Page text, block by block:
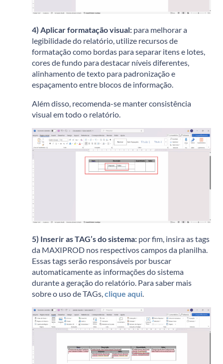
4) Aplicar formatação visual: para melhorar a
legibilidade do relatório, utilize recursos de
formatação como bordas para separar itens e lotes,
cores de fundo para destacar níveis diferentes,
alinhamento de texto para padronização e
espaçamento entre blocos de informação.
Além disso, recomenda-se manter consistência
visual em todo o relatório.
5) Inserir as TAG’s do sistema: por fim, insira as tags
da MAXIPROD nos respectivos campos da planilha.
Essas tags serão responsáveis por buscar
automaticamente as informações do sistema
durante a geração do relatório. Para saber mais
sobre o uso de TAGs,clique aqui.